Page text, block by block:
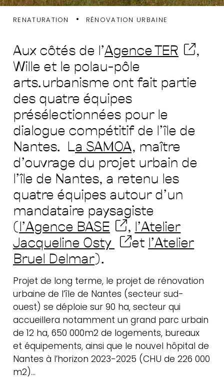
RENATURATION • RÉNOVATION URBAINE
Aux côtés de l’Agence TER
,
Wille et le polau-pôle
arts.urbanisme ont fait partie
des quatre équipes
présélectionnées pour le
dialogue compétitif de l’île de
Nantes. La SAMOA, maître
d’ouvrage du projet urbain de
l’île de Nantes, a retenu les
quatre équipes autour d’un
mandataire paysagiste
(l’Agence BASE , l’Atelier
Jacqueline Osty
et l’Atelier
Bruel Delmar).
Projet de long terme, le projet de rénovation
urbaine de l’île de Nantes (secteur sud-
ouest) se déploie sur 90 ha, secteur qui
accueillera notamment un grand parc urbain
de 12 ha, 650 000m2 de logements, bureaux
et équipements, ainsi que le nouvel hôpital de
Nantes à l’horizon 2023-2025 (CHU de 226 000
m2)…
méthodes &
ressources
Actualités
Contact
Newsletter